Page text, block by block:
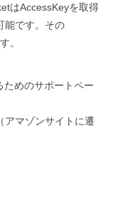
はAccessKeyを取得
能です。その
。
ためのサポートペー
（アマゾンサイトに遷